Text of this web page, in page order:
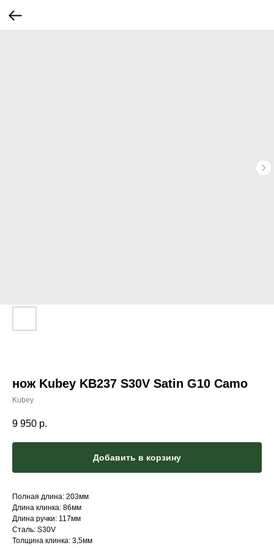
нож Kubey KB237 S30V Satin G10 Camo
Kubey
9 950 р.
Добавить в корзину
Полная длина: 203мм
Длина клинка: 86мм
Длина ручки: 117мм
Сталь: S30V
Толщина клинка: 3,5мм